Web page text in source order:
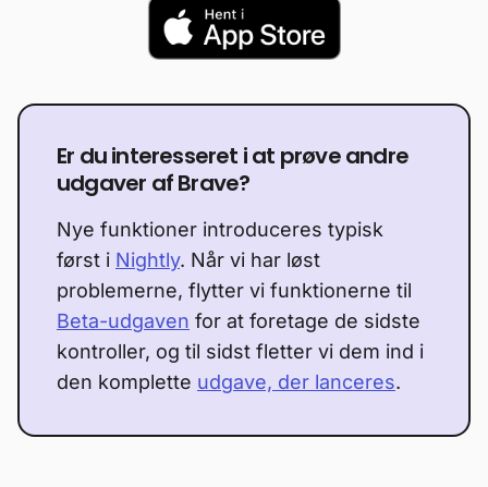
Er du interesseret i at prøve andre
udgaver af Brave?
Nye funktioner introduceres typisk
først i Nightly. Når vi har løst
problemerne, flytter vi funktionerne til
Beta-udgaven for at foretage de sidste
kontroller, og til sidst fletter vi dem ind i
den komplette udgave, der lanceres.